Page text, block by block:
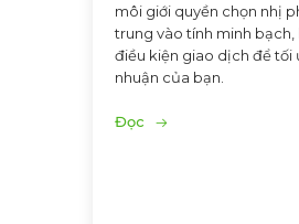
môi giới quyền chọn nhị
trung vào tính minh bạch,
điều kiện giao dịch để tối
nhuận của bạn.
Đọc